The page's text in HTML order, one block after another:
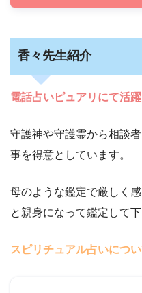
香々先生紹介
電話占いピュアリにて活
守護神や守護霊から相談
事を得意としています。
母のような鑑定で厳しく
と親身になって鑑定して
スピリチュアル占いにつ